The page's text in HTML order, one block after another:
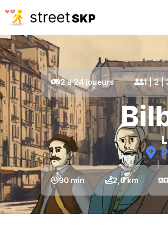
2 à 24 joueurs 1 | 2 |
90 min 2,6 km